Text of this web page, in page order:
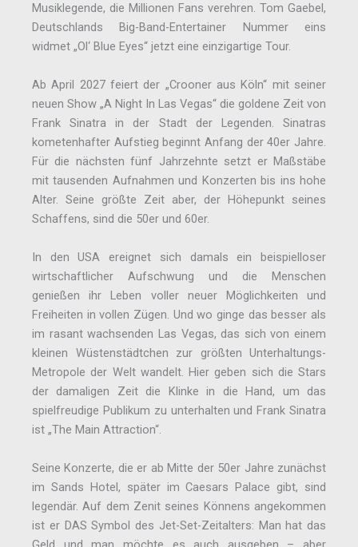
Musiklegende, die Millionen Fans verehren. Tom Gaebel,
Deutschlands Big-Band-Entertainer Nummer eins
widmet „Ol‘ Blue Eyes“ jetzt eine einzigartige Tour.
Ab April 2027 feiert der „Crooner aus Köln“ mit seiner
neuen Show „A Night In Las Vegas“ die goldene Zeit von
Frank Sinatra in der Stadt der Legenden. Sinatras
kometenhafter Aufstieg beginnt Anfang der 40er Jahre.
Für die nächsten fünf Jahrzehnte setzt er Maßstäbe
mit tausenden Aufnahmen und Konzerten bis ins hohe
Alter. Seine größte Zeit aber, der Höhepunkt seines
Schaffens, sind die 50er und 60er.
In den USA ereignet sich damals ein beispielloser
wirtschaftlicher Aufschwung und die Menschen
genießen ihr Leben voller neuer Möglichkeiten und
Freiheiten in vollen Zügen. Und wo ginge das besser als
im rasant wachsenden Las Vegas, das sich von einem
kleinen Wüstenstädtchen zur größten Unterhaltungs-
Metropole der Welt wandelt. Hier geben sich die Stars
der damaligen Zeit die Klinke in die Hand, um das
spielfreudige Publikum zu unterhalten und Frank Sinatra
ist „The Main Attraction“.
Seine Konzerte, die er ab Mitte der 50er Jahre zunächst
im Sands Hotel, später im Caesars Palace gibt, sind
legendär. Auf dem Zenit seines Könnens angekommen
ist er DAS Symbol des Jet-Set-Zeitalters: Man hat das